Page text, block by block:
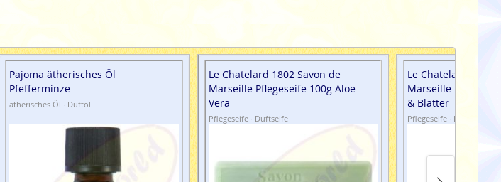
Pajoma ätherisches Öl
Pfefferminze
ätherisches Öl · Duftöl
Le Chatelard 1802 Savon de
Marseille Pflegeseife 100g Aloe
Vera
Pflegeseife · Duftseife
Le Chatelard 1802
Marseille
& Blätter
Pflegeseife · Duftseife